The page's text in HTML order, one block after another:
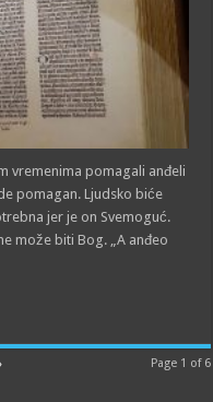
vremenima pomagali anđeli
pomagan. Ljudsko biće
jer je on Svemoguć.
može biti Bog. „A anđeo
Page 1 of 6